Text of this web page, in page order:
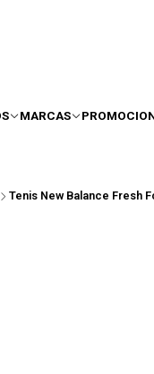
MARCAS
Tenis New Balance Fresh